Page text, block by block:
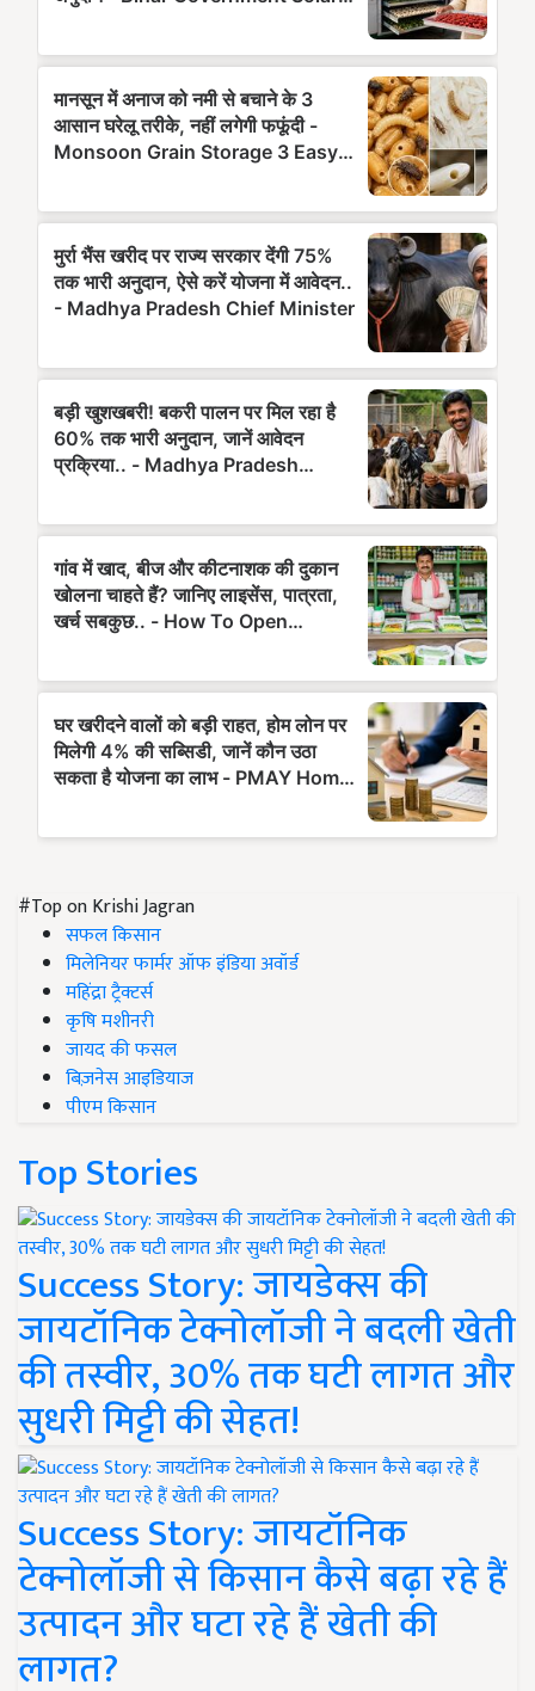
#Top on Krishi Jagran
सफल किसान
मिलेनियर फार्मर ऑफ इंडिया अवॉर्ड
महिंद्रा ट्रैक्टर्स
कृषि मशीनरी
जायद की फसल
बिज़नेस आइडियाज
पीएम किसान
Top Stories
Success Story: जायडेक्स की
जायटॉनिक टेक्नोलॉजी ने बदली खेती
की तस्वीर, 30% तक घटी लागत और
सुधरी मिट्टी की सेहत!
Success Story: जायटॉनिक
टेक्नोलॉजी से किसान कैसे बढ़ा रहे हैं
उत्पादन और घटा रहे हैं खेती की
लागत?